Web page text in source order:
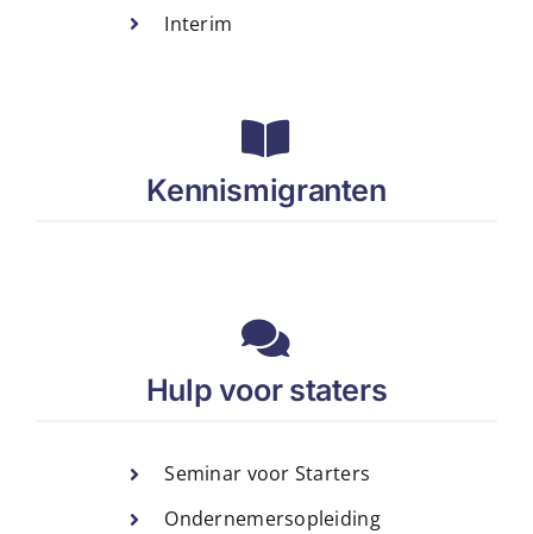
Interim
Kennismigranten
Hulp voor staters
Seminar voor Starters
Ondernemersopleiding